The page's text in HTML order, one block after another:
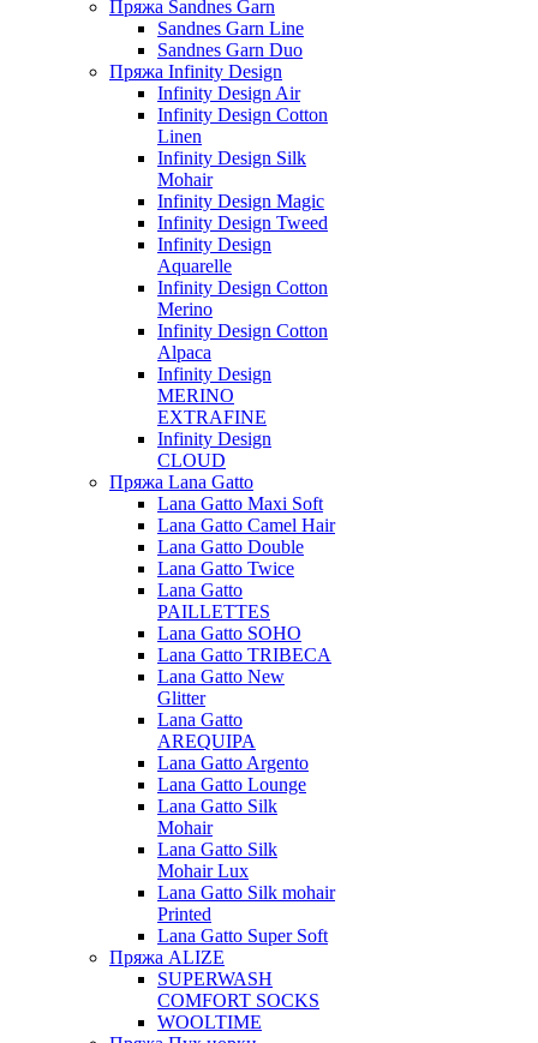
Пряжа Sandnes Garn
Sandnes Garn Line
Sandnes Garn Duo
Пряжа Infinity Design
Infinity Design Air
Infinity Design Cotton
Linen
Infinity Design Silk
Mohair
Infinity Design Magic
Infinity Design Tweed
Infinity Design
Aquarelle
Infinity Design Cotton
Merino
Infinity Design Cotton
Alpaca
Infinity Design
MERINO
EXTRAFINE
Infinity Design
CLOUD
Пряжа Lana Gatto
Lana Gatto Maxi Soft
Lana Gatto Camel Hair
Lana Gatto Double
Lana Gatto Twice
Lana Gatto
PAILLETTES
Lana Gatto SOHO
Lana Gatto TRIBECA
Lana Gatto New
Glitter
Lana Gatto
AREQUIPA
Lana Gatto Argento
Lana Gatto Lounge
Lana Gatto Silk
Mohair
Lana Gatto Silk
Mohair Lux
Lana Gatto Silk mohair
Printed
Lana Gatto Super Soft
Пряжа ALIZE
SUPERWASH
COMFORT SOCKS
WOOLTIME